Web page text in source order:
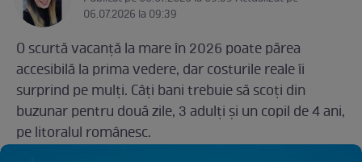
06.07.2026 la 09:39
O scurtă vacanță la mare în 2026 poate părea
accesibilă la prima vedere, dar costurile reale îi
surprind pe mulți. Câți bani trebuie să scoți din
buzunar pentru două zile, 3 adulți și un copil de 4 ani,
pe litoralul românesc.